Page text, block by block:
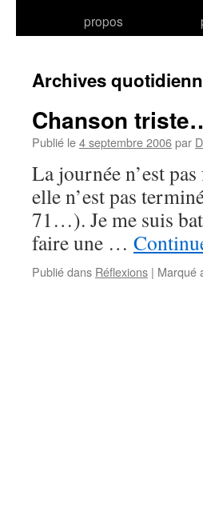
propos
Archives
Chanson
Publié le4 septembre 2006par
La journée n’est
elle n’est pas
71…). Je me suis
faire une …
Publié dans Réflexions | Marqué